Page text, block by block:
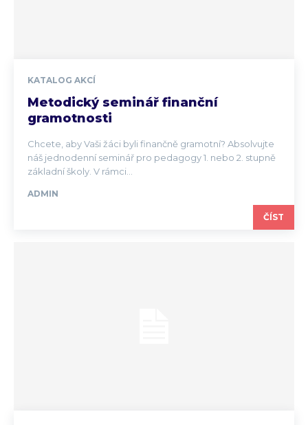
KATALOG AKCÍ
Metodický seminář finanční
gramotnosti
Chcete, aby Vaši žáci byli finančně gramotní? Absolvujte
náš jednodenní seminář pro pedagogy 1. nebo 2. stupně
základní školy. V rámci...
ADMIN
ČÍST